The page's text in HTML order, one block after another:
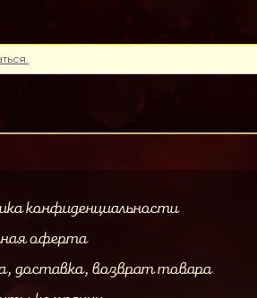
конфиденциальности
оферта
доставка, возврат товара